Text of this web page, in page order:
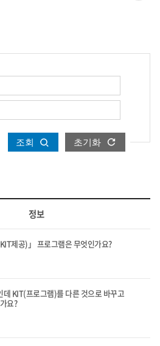
조회 초기화
정보
제공)」 프로그램은 무엇인가요?
데 KIT(프로그램)를 다른 것으로 바꾸고
요?